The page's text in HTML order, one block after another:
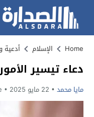
Home الإسلام أدعية
دعاء تيسير
مايا محمد 22 مايو 2025